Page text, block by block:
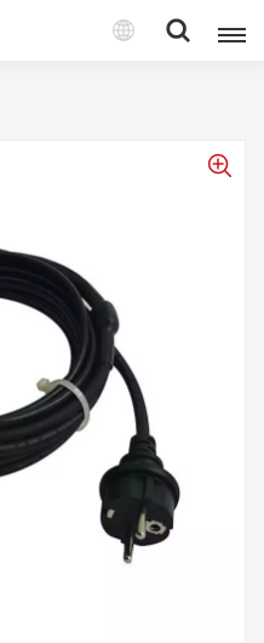
Polski
Deutsch
русский
español
português